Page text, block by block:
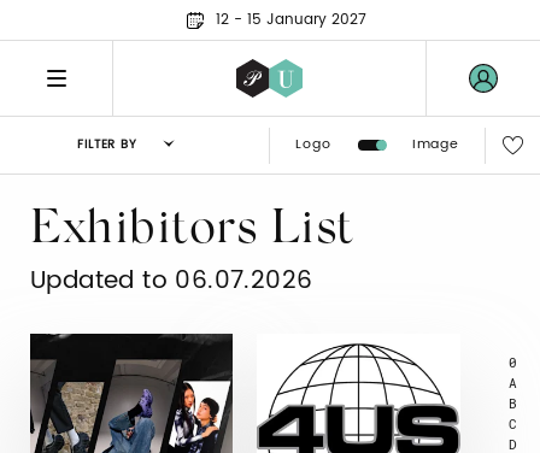
12 - 15 January 2027
FILTER BY Logo Image
0
A
B
C
D
Exhibitors List
Updated to 06.07.2026